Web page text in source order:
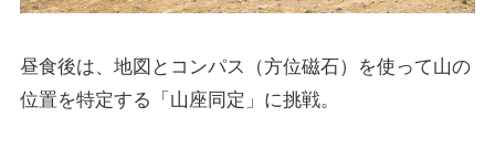
昼食後は、地図とコンパス（方位磁石）を使って山の
位置を特定する「山座同定」に挑戦。